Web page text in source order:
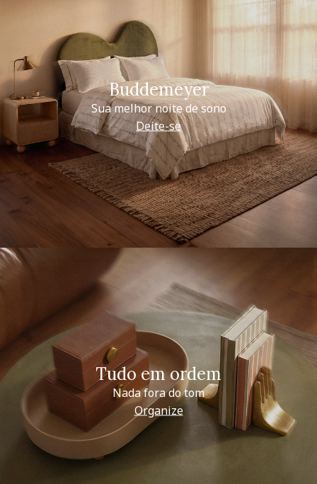
Buddemeyer
Sua melhor noite de sono
Deite-se
Tudo em ordem
Nada fora do tom
Organize